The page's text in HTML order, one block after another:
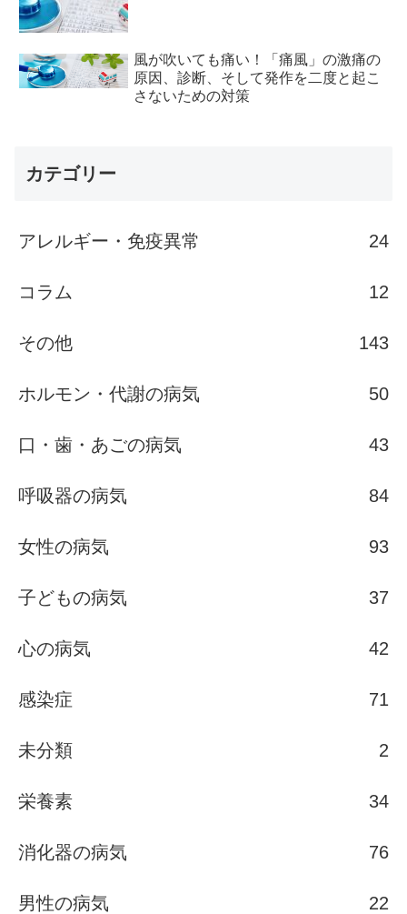
風が吹いても痛い！「痛風」の激痛の
原因、診断、そして発作を二度と起こ
さないための対策
カテゴリー
アレルギー・免疫異常 24
コラム 12
その他 143
ホルモン・代謝の病気 50
口・歯・あごの病気 43
呼吸器の病気 84
女性の病気 93
子どもの病気 37
心の病気 42
感染症 71
未分類 2
栄養素 34
消化器の病気 76
男性の病気 22